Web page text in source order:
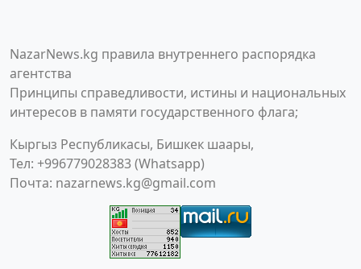
NazarNews.kg правила внутреннего распорядка
агентства
Принципы справедливости, истины и национальных
интересов в памяти государственного флага;
Кыргыз Республикасы, Бишкек шаары,
Тел: +996779028383 (Whatsapp)
Почта: nazarnews.kg@gmail.com